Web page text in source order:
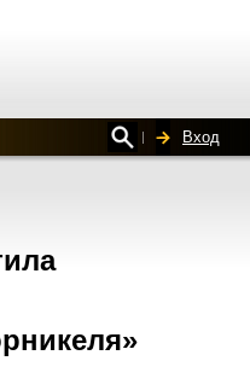
Вход